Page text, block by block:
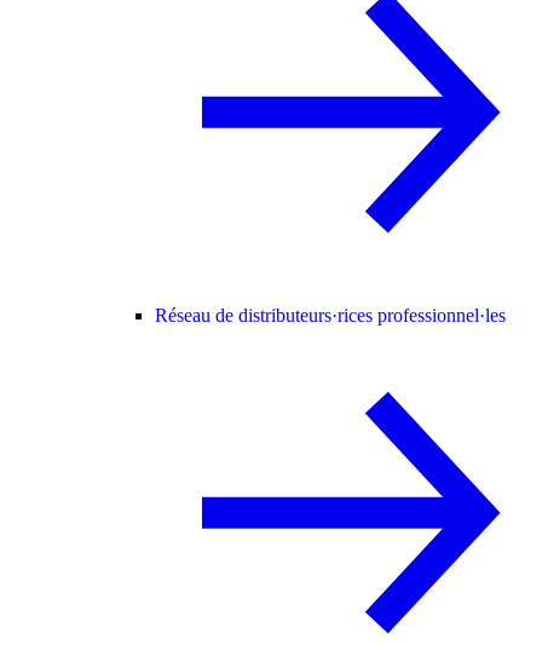
Réseau de distributeurs·rices professionnel·les